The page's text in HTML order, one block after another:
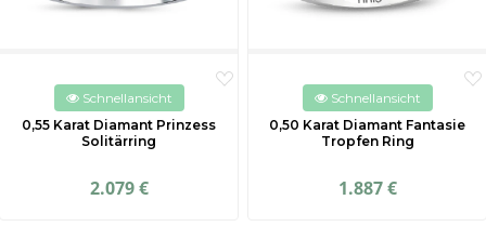
Schnellansicht
0,55 Karat Diamant Prinzess
Solitärring
2.079 €
Schnellansicht
0,50 Karat Diamant Fantasie
Tropfen Ring
1.887 €